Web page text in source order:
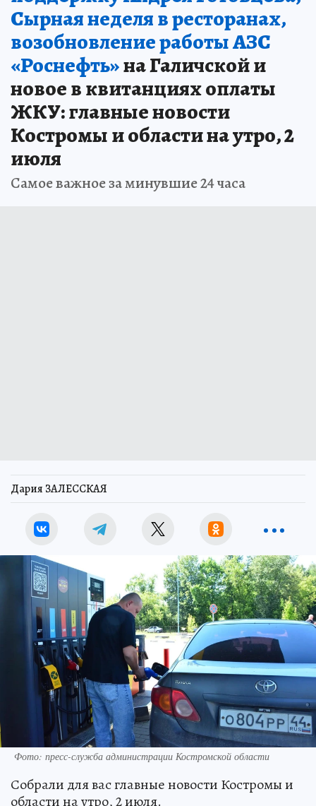
Сырная неделя в ресторанах,
возобновление работы АЗС
«Роснефть»на Галичской и
новое в квитанциях оплаты
ЖКУ: главные новости
Костромы и области на утро, 2
июля
Самое важное за минувшие 24 часа
Дария ЗАЛЕССКАЯ
Фото: пресс-служба администрации Костромской области
Собрали для вас главные новости Костромы и
области на утро, 2 июля.